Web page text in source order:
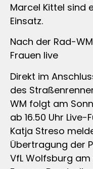
Marcel Kittel sind
Einsatz.
Nach der Rad-
Frauen live
Direkt im
des
WM folgt am
ab 16.50 Uhr
Katja Streso
Übertragung der
VfL Wolfsburg